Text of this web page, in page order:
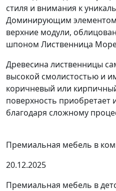
стиля и внимания к
Доминирующим элементом
верхние модули,
шпоном Лиственница
Древесина лиственницы
высокой смолистостью и
коричневый или
поверхность приобретает
благодаря сложному
Премиальная мебель в
20.12.2025
Премиальная мебель в